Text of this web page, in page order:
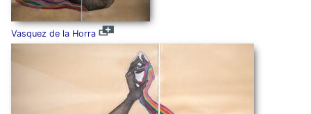
Vasquez de la Horra